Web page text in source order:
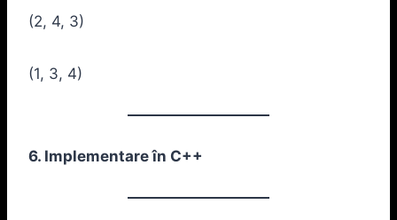
(2, 4, 3)
(1, 3, 4)
6. Implementare în C++